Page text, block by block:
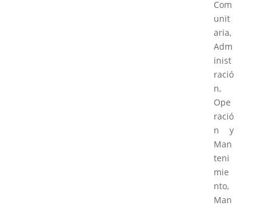
Com
unit
aria,
Adm
inist
ració
n,
Ope
ració
n y
Man
teni
mie
nto,
Man